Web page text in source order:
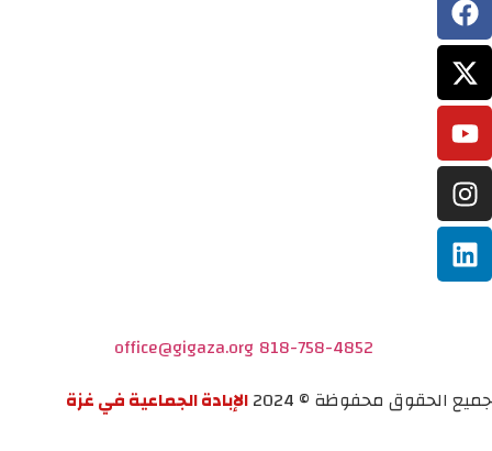
818-758-4852
office@gigaza.org
جميع الحقوق محفوظة © 2024
الإبادة الجماعية في غزة